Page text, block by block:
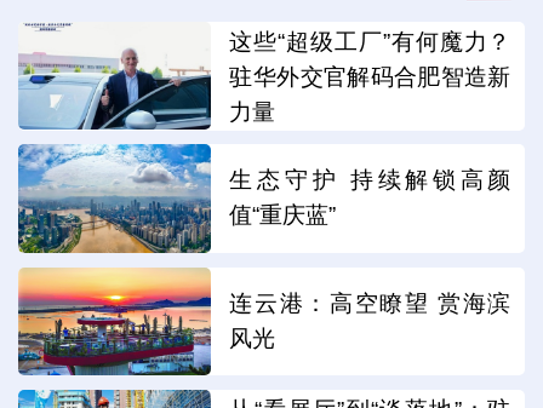
这些“超级工厂”有何魔力？
驻华外交官解码合肥智造新
力量
生态守护 持续解锁高颜
值“重庆蓝”
连云港：高空瞭望 赏海滨
风光